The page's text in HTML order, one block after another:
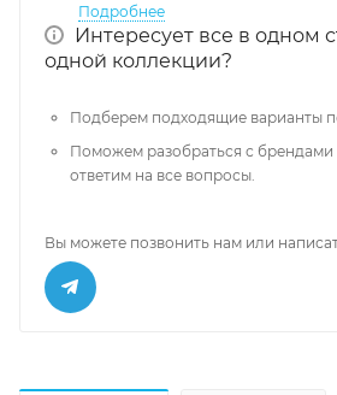
Подробнее
Интересует все в одном
одной коллекции?
Подберем подходящие варианты
Поможем разобраться с брендами
ответим на все вопросы.
Вы можете позвонить нам или